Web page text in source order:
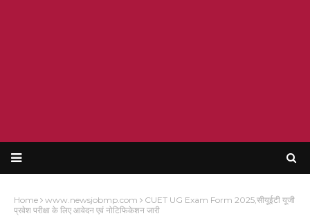
Home www.newsjobmp.com
CUET UG Exam Form 2025,सीयूईटी यूजी
प्रवेश परीक्षा के लिए आवेदन एवं नोटिफिकेशन जारी